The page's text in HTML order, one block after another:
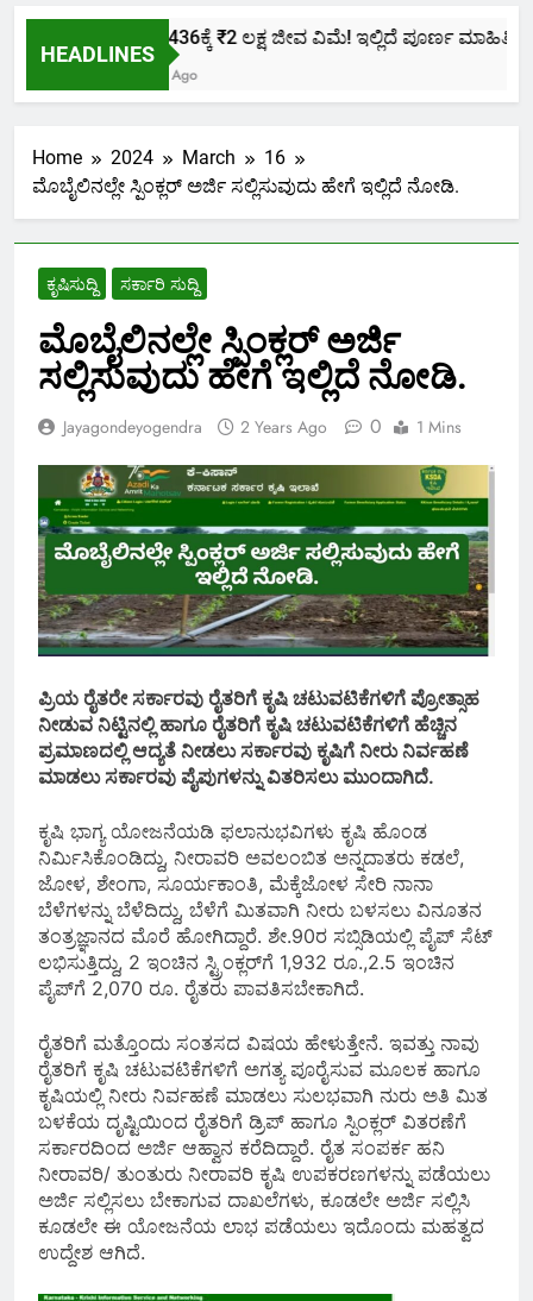
HEADLINES
ಕೇವಲ ₹436ಕ್ಕೆ ₹2 ಲಕ್ಷ ಜೀವ ವಿಮೆ! ಇಲ್ಲಿದೆ ಪೂರ್ಣ ಮಾಹಿತಿ.
2 Months Ago
Home 2024 March
16
ಮೊಬೈಲಿನಲ್ಲೇ ಸ್ಪಿಂಕ್ಲರ್ ಅರ್ಜಿ ಸಲ್ಲಿಸುವುದು ಹೇಗೆ ಇಲ್ಲಿದೆ ನೋಡಿ.
ಕೃಷಿಸುದ್ದಿ ಸರ್ಕಾರಿ ಸುದ್ದಿ
ಮೊಬೈಲಿನಲ್ಲೇ ಸ್ಪಿಂಕ್ಲರ್ ಅರ್ಜಿ
ಸಲ್ಲಿಸುವುದು ಹೇಗೆ ಇಲ್ಲಿದೆ ನೋಡಿ.
Jayagondeyogendra 2 Years Ago 0 1 Mins
ಪ್ರಿಯ ರೈತರೇ ಸರ್ಕಾರವು ರೈತರಿಗೆ ಕೃಷಿ ಚಟುವಟಿಕೆಗಳಿಗೆ ಪ್ರೋತ್ಸಾಹ
ನೀಡುವ ನಿಟ್ಟಿನಲ್ಲಿ ಹಾಗೂ ರೈತರಿಗೆ ಕೃಷಿ ಚಟುವಟಿಕೆಗಳಿಗೆ ಹೆಚ್ಚಿನ
ಪ್ರಮಾಣದಲ್ಲಿ ಆದ್ಯತೆ ನೀಡಲು ಸರ್ಕಾರವು ಕೃಷಿಗೆ ನೀರು ನಿರ್ವಹಣೆ
ಮಾಡಲು ಸರ್ಕಾರವು ಪೈಪುಗಳನ್ನು ವಿತರಿಸಲು ಮುಂದಾಗಿದೆ.
ಕೃಷಿ ಭಾಗ್ಯ ಯೋಜನೆಯಡಿ ಫಲಾನುಭವಿಗಳು ಕೃಷಿ ಹೊಂಡ
ನಿರ್ಮಿಸಿಕೊಂಡಿದ್ದು, ನೀರಾವರಿ ಅವಲಂಬಿತ ಅನ್ನದಾತರು ಕಡಲೆ,
ಜೋಳ, ಶೇಂಗಾ, ಸೂರ್ಯಕಾಂತಿ, ಮೆಕ್ಕೆಜೋಳ ಸೇರಿ ನಾನಾ
ಬೆಳೆಗಳನ್ನು ಬೆಳೆದಿದ್ದು, ಬೆಳೆಗೆ ಮಿತವಾಗಿ ನೀರು ಬಳಸಲು ವಿನೂತನ
ತಂತ್ರಜ್ಞಾನದ ಮೊರೆ ಹೋಗಿದ್ದಾರೆ. ಶೇ.90ರ ಸಬ್ಸಿಡಿಯಲ್ಲಿ ಪೈಪ್‌ ಸೆಟ್‌
ಲಭಿಸುತ್ತಿದ್ದು, 2 ಇಂಚಿನ ಸ್ಟ್ರಿಂಕ್ಲರ್‌ಗೆ 1,932 ರೂ.,2.5 ಇಂಚಿನ
ಪೈಪ್‌ಗೆ 2,070 ರೂ. ರೈತರು ಪಾವತಿಸಬೇಕಾಗಿದೆ.
ರೈತರಿಗೆ ಮತ್ತೊಂದು ಸಂತಸದ ವಿಷಯ ಹೇಳುತ್ತೇನೆ. ಇವತ್ತು ನಾವು
ರೈತರಿಗೆ ಕೃಷಿ ಚಟುವಟಿಕೆಗಳಿಗೆ ಅಗತ್ಯ ಪೂರೈಸುವ ಮೂಲಕ ಹಾಗೂ
ಕೃಷಿಯಲ್ಲಿ ನೀರು ನಿರ್ವಹಣೆ ಮಾಡಲು ಸುಲಭವಾಗಿ ನುರು ಅತಿ ಮಿತ‌
ಬಳಕೆಯ ದೃಷ್ಟಿಯಿಂದ ರೈತರಿಗೆ ಡ್ರಿಪ್ ಹಾಗೂ ಸ್ಪಿಂಕ್ಲರ್ ವಿತರಣೆಗೆ
ಸರ್ಕಾರದಿಂದ ಅರ್ಜಿ ಆಹ್ವಾನ ಕರೆದಿದ್ದಾರೆ. ರೈತ ಸಂಪರ್ಕ ಹನಿ
ನೀರಾವರಿ/ ತುಂತುರು ನೀರಾವರಿ ಕೃಷಿ ಉಪಕರಣಗಳನ್ನು ಪಡೆಯಲು
ಅರ್ಜಿ ಸಲ್ಲಿಸಲು ಬೇಕಾಗುವ ದಾಖಲೆಗಳು, ಕೂಡಲೇ ಅರ್ಜಿ ಸಲ್ಲಿಸಿ
ಕೂಡಲೇ ಈ ಯೋಜನೆಯ ಲಾಭ ಪಡೆಯಲು ಇದೊಂದು ಮಹತ್ವದ
ಉದ್ದೇಶ ಆಗಿದೆ.